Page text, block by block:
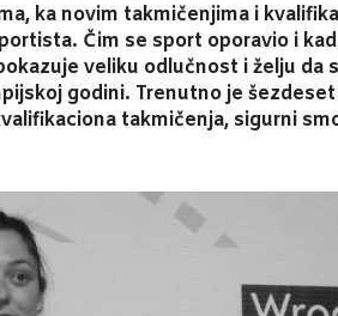
ka novim takmičenjima i
Čim se sport oporavio i
veliku odlučnost i želju da
godini. Trenutno je
takmičenja, sigurni